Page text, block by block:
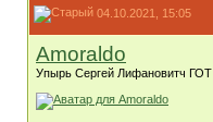
04.10.2021, 15:05
Amoraldo
Упырь Сергей Лифановитч ГОТ